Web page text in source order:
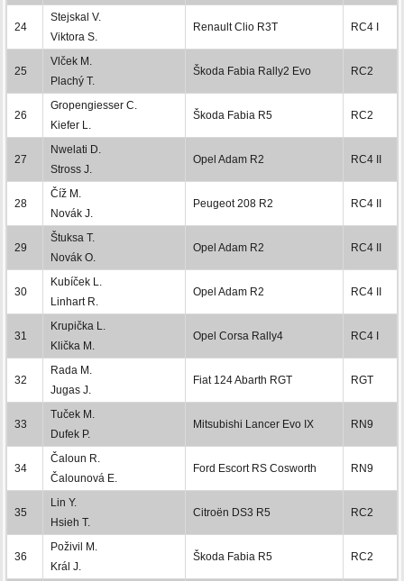
24
Stejskal V.
Viktora S.
Renault Clio R3T RC4 I
25
Vlček M.
Plachý T.
Škoda Fabia Rally2 Evo RC2
26
Gropengiesser C.
Kiefer L.
Škoda Fabia R5 RC2
27
Nwelati D.
Stross J.
Opel Adam R2 RC4 II
28
Číž M.
Novák J.
Peugeot 208 R2 RC4 II
29
Štuksa T.
Novák O.
Opel Adam R2 RC4 II
30
Kubíček L.
Linhart R.
Opel Adam R2 RC4 II
31
Krupička L.
Klička M.
Opel Corsa Rally4 RC4 I
32
Rada M.
Jugas J.
Fiat 124 Abarth RGT RGT
33
Tuček M.
Dufek P.
Mitsubishi Lancer Evo IX RN9
34
Čaloun R.
Čalounová E.
Ford Escort RS Cosworth RN9
35
Lin Y.
Hsieh T.
Citroën DS3 R5 RC2
36
Poživil M.
Král J.
Škoda Fabia R5 RC2